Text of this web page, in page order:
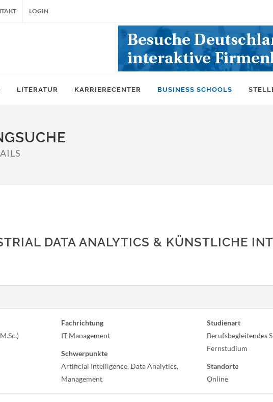
LOGIN
LITERATUR KARRIERECENTER BUSINESS SCHOOLS
DATA ANALYTICS & KÜNSTLICHE
Fachrichtung
IT Management
Schwerpunkte
Artificial Intelligence, Data Analytics,
Management
Studienart
Berufsbegleitendes
Fernstudium
Standorte
Online